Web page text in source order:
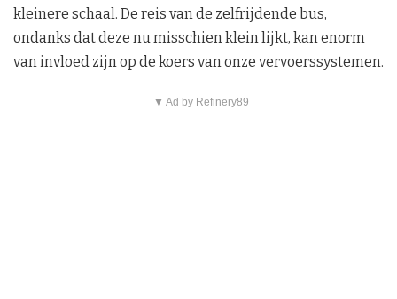
kleinere schaal. De reis van de zelfrijdende bus,
ondanks dat deze nu misschien klein lijkt, kan enorm
van invloed zijn op de koers van onze vervoerssystemen.
▼ Ad by Refinery89